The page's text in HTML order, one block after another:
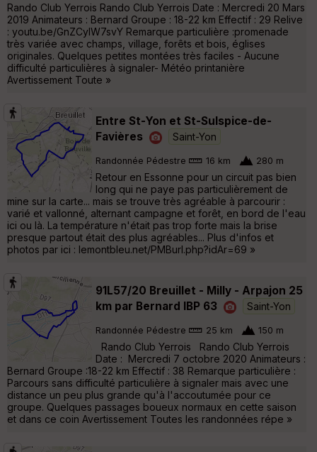
Rando Club Yerrois Rando Club Yerrois Date : Mercredi 20 Mars
2019 Animateurs : Bernard Groupe : 18-22 km Effectif : 29 Relive
: youtu.be/GnZCylW7svY Remarque particulière :promenade
très variée avec champs, village, forêts et bois, églises
originales. Quelques petites montées très faciles - Aucune
difficulté particulières à signaler- Météo printanière
Avertissement Toute »
Entre St-Yon et St-Sulspice-de-
Favières
Saint-Yon
Randonnée Pédestre 16 km 280 m
Retour en Essonne pour un circuit pas bien
long qui ne paye pas particulièrement de
mine sur la carte... mais se trouve très agréable à parcourir :
varié et vallonné, alternant campagne et forêt, en bord de l'eau
ici ou là. La température n'était pas trop forte mais la brise
presque partout était des plus agréables... Plus d'infos et
photos par ici : lemontbleu.net/PMBurl.php?idAr=69 »
91L57/20 Breuillet - Milly - Arpajon 25
km par Bernard IBP 63
Saint-Yon
Randonnée Pédestre 25 km 150 m
Rando Club Yerrois Rando Club Yerrois
Date : Mercredi 7 octobre 2020 Animateurs :
Bernard Groupe :18-22 km Effectif : 38 Remarque particulière :
Parcours sans difficulté particulière à signaler mais avec une
distance un peu plus grande qu'à l'accoutumée pour ce
groupe. Quelques passages boueux normaux en cette saison
et dans ce coin Avertissement Toutes les randonnées répe »